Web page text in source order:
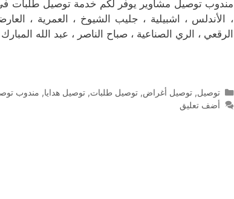
مندوب توصيل مشاوير يوفر لكم خدمة توصيل طلبات في
، الأندلس ، اشبيلية ، جليب الشيوخ ، العمرية ،
الرقعي ، الري الصناعية ، صباح الناصر ، عبد الله
التصنيفات
توصيل, توصيل أغراض, توصيل طلبات, توصيل هدايا, مندوب
أضف تعليق